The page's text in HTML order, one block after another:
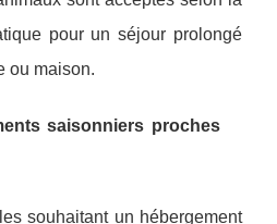
pour un séjour prolongé
ou maison.
saisonniers proches
souhaitant un hébergement